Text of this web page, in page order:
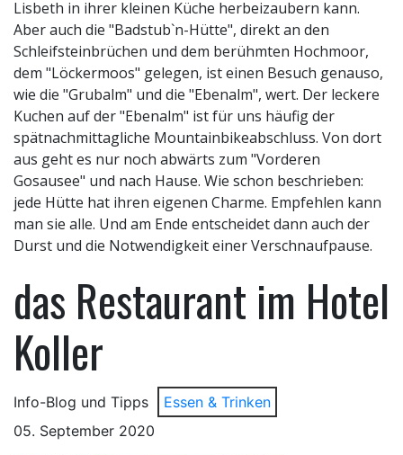
Lisbeth in ihrer kleinen Küche herbeizaubern kann.
Aber auch die "Badstub`n-Hütte", direkt an den
Schleifsteinbrüchen und dem berühmten Hochmoor,
dem "Löckermoos" gelegen, ist einen Besuch genauso,
wie die "Grubalm" und die "Ebenalm", wert. Der leckere
Kuchen auf der "Ebenalm" ist für uns häufig der
spätnachmittagliche Mountainbikeabschluss. Von dort
aus geht es nur noch abwärts zum "Vorderen
Gosausee" und nach Hause. Wie schon beschrieben:
jede Hütte hat ihren eigenen Charme. Empfehlen kann
man sie alle. Und am Ende entscheidet dann auch der
Durst und die Notwendigkeit einer Verschnaufpause.
das Restaurant im Hotel
Koller
Info-Blog und Tipps
Essen & Trinken
05. September 2020